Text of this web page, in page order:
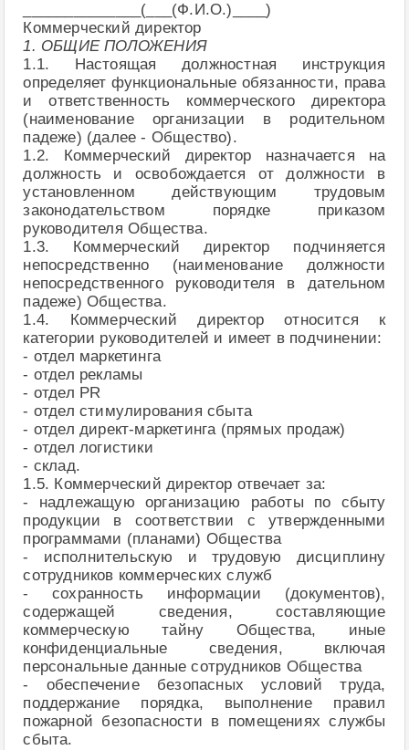
______________(___(Ф.И.О.)____)
Коммерческий директор
1. ОБЩИЕ ПОЛОЖЕНИЯ
1.1. Настоящая должностная инструкция
определяет функциональные обязанности, права
и ответственность коммерческого директора
(наименование организации в родительном
падеже) (далее - Общество).
1.2. Коммерческий директор назначается на
должность и освобождается от должности в
установленном действующим трудовым
законодательством порядке приказом
руководителя Общества.
1.3. Коммерческий директор подчиняется
непосредственно (наименование должности
непосредственного руководителя в дательном
падеже) Общества.
1.4. Коммерческий директор относится к
категории руководителей и имеет в подчинении:
- отдел маркетинга
- отдел рекламы
- отдел PR
- отдел стимулирования сбыта
- отдел директ-маркетинга (прямых продаж)
- отдел логистики
- склад.
1.5. Коммерческий директор отвечает за:
- надлежащую организацию работы по сбыту
продукции в соответствии с утвержденными
программами (планами) Общества
- исполнительскую и трудовую дисциплину
сотрудников коммерческих служб
- сохранность информации (документов),
содержащей сведения, составляющие
коммерческую тайну Общества, иные
конфиденциальные сведения, включая
персональные данные сотрудников Общества
- обеспечение безопасных условий труда,
поддержание порядка, выполнение правил
пожарной безопасности в помещениях службы
сбыта.